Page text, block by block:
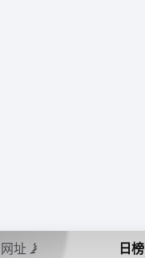
网址 日榜